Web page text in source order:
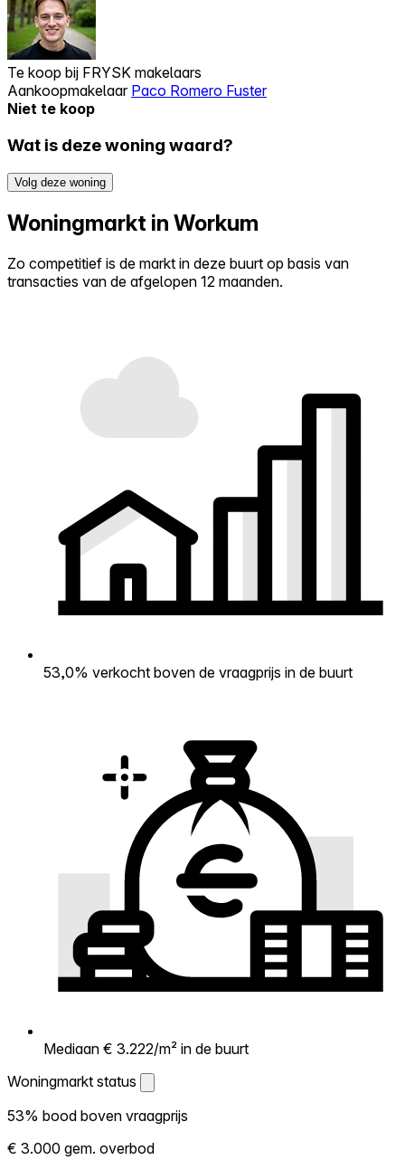
Te koop bij FRYSK makelaars
Aankoopmakelaar Paco Romero Fuster
Niet te koop
Wat is deze woning waard?
Volg deze woning
Woningmarkt in Workum
Zo competitief is de markt in deze buurt op basis van
transacties van de afgelopen 12 maanden.
53,0% verkocht boven de vraagprijs in de buurt
Mediaan € 3.222/m² in de buurt
Woningmarkt status
Woningmarkt status
Laat zien hoe competitief de markt hier is.
53% bood boven vraagprijs
€ 3.000 gem. overbod